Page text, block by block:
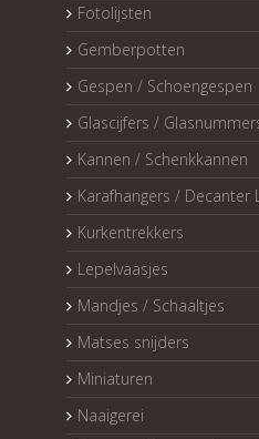
Fotolijsten
Gemberpotten
Gespen / Schoengespen
Glascijfers /
Kannen / Schenkkannen
Karafhangers / Decanter
Kurkentrekkers
Lepelvaasjes
Mandjes / Schaaltjes
Matses snijders
Miniaturen
Naaigerei